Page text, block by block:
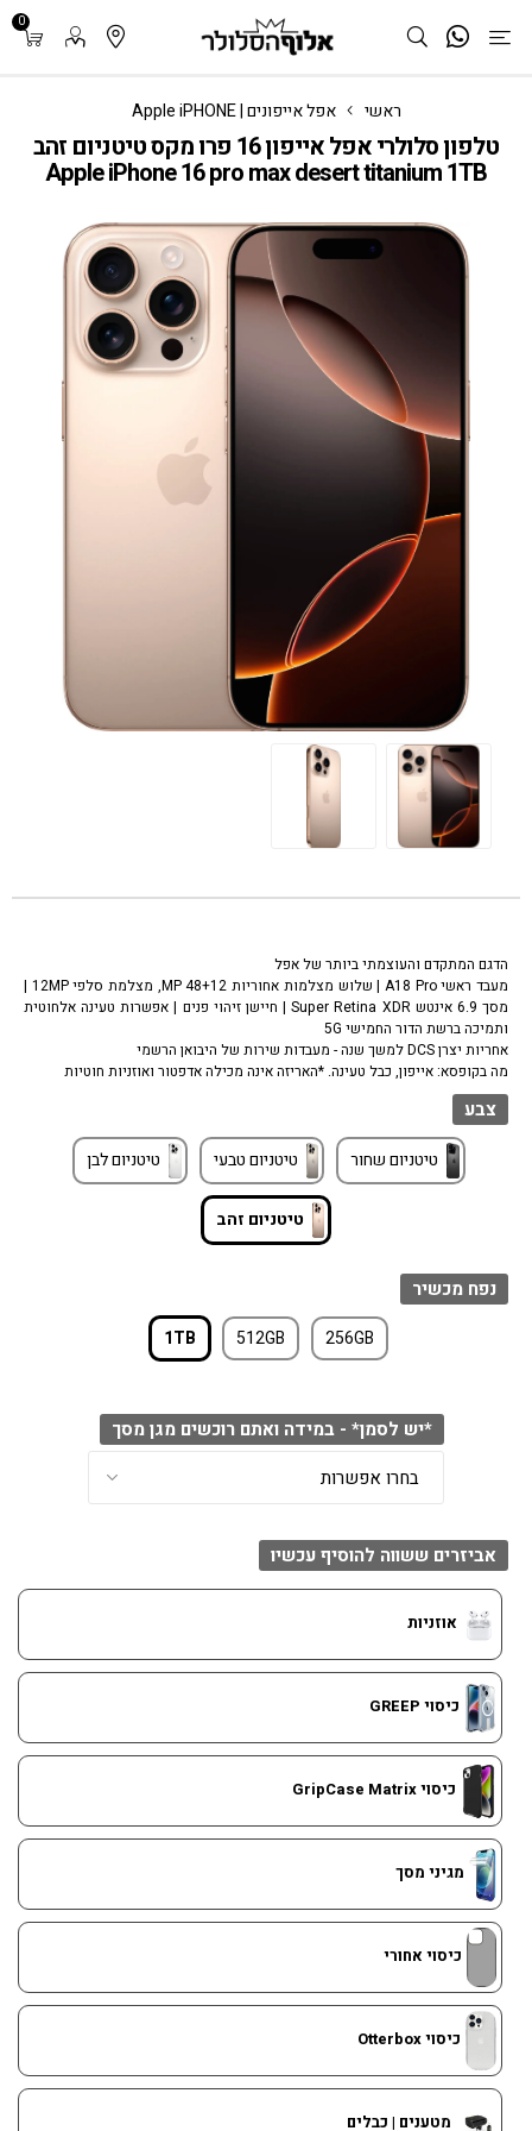
0
ראשי אפל אייפונים | Apple iPHONE
טלפון סלולרי אפל אייפון 16 פרו מקס טיטניום זהב
Apple iPhone 16 pro max desert titanium 1TB
הדגם המתקדם והעוצמתי ביותר של אפל
מעבד ראשי A18 Pro | שלוש מצלמות אחוריות 48+12 MP, מצלמת סלפי 12MP |
מסך 6.9 אינטש Super Retina XDR | חיישן זיהוי פנים | אפשרות טעינה אלחוטית
ותמיכה ברשת הדור החמישי 5G
אחריות יצרן DCS למשך שנה - מעבדות שירות של היבואן הרשמי
מה בקופסא: אייפון, כבל טעינה. *האריזה אינה מכילה אדפטור ואוזניות חוטיות
צבע
טיטניום שחור טיטניום טבעי טיטניום לבן
טיטניום זהב
נפח מכשיר
256GB
512GB
1TB
*יש לסמן* - במידה ואתם רוכשים מגן מסך
אביזרים ששווה להוסיף עכשיו
אוזניות
כיסוי GREEP
כיסוי GripCase Matrix
מגיני מסך
כיסוי אחורי
כיסוי Otterbox
מטענים | כבלים